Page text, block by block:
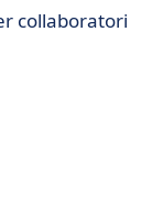
collaboratori